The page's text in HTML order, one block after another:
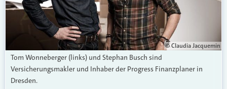
© Claudia Jacquemin
Tom Wonneberger (links) und Stephan Busch sind
Versicherungsmakler und Inhaber der Progress Finanzplaner in
Dresden.